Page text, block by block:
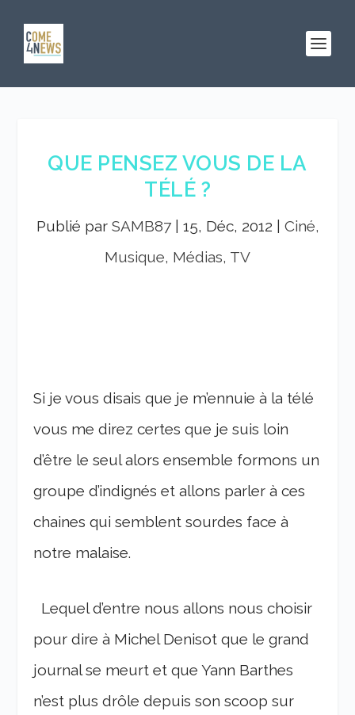
QUE PENSEZ VOUS DE LA
TÉLÉ ?
Publié par SAMB87| 15, Déc, 2012
Ciné,
Musique, Médias, TV
Si je vous disais que je m’ennuie à la télé
vous me direz certes que je suis loin
d’être le seul alors ensemble formons un
groupe d’indignés et allons parler à ces
chaines qui semblent sourdes face à
notre malaise.
Lequel d’entre nous allons nous choisir
pour dire à Michel Denisot que le grand
journal se meurt et que Yann Barthes
n’est plus drôle depuis son scoop sur